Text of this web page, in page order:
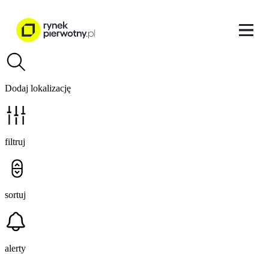
Dodaj lokalizację
filtruj
sortuj
alerty